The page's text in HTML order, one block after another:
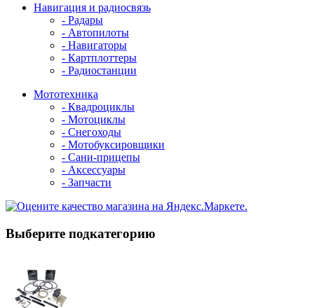
Навигация и радиосвязь
- Радары
- Автопилоты
- Навигаторы
- Картплоттеры
- Радиостанции
Мототехника
- Квадроциклы
- Мотоциклы
- Снегоходы
- Мотобуксировщики
- Сани-прицепы
- Аксессуары
- Запчасти
Выберите подкатегорию